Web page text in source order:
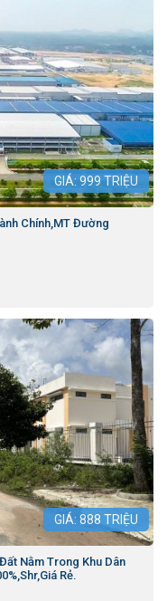
GIÁ: 999 TRIỆU
Chính,MT Đường
GIÁ: 888 TRIỆU
Nằm Trong Khu Dân
Rẻ.